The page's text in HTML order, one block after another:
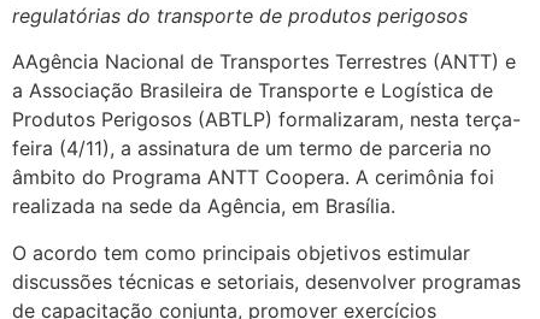
regulatórias do transporte de produtos perigosos
AAgência Nacional de Transportes Terrestres (ANTT) e
a Associação Brasileira de Transporte e Logística de
Produtos Perigosos (ABTLP) formalizaram, nesta terça-
feira (4/11), a assinatura de um termo de parceria no
âmbito do Programa ANTT Coopera. A cerimônia foi
realizada na sede da Agência, em Brasília.
O acordo tem como principais objetivos estimular
discussões técnicas e setoriais, desenvolver programas
de capacitação conjunta, promover exercícios